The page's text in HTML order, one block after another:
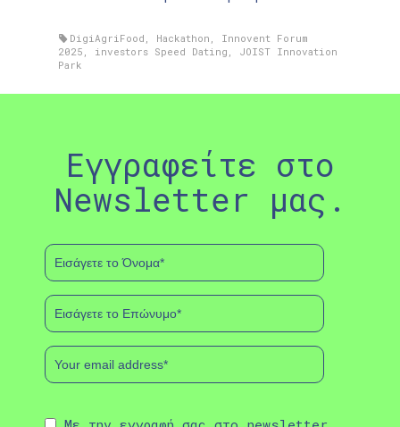
DigiAgriFood , Hackathon , Innovent Forum
2025 , investors Speed Dating , JOIST Innovation
Park
Εγγραφείτε στο
Newsletter μας.